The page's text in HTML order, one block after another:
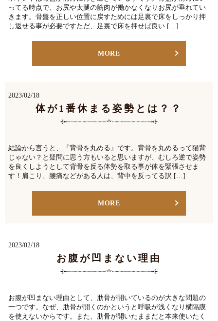
ってる時点で、お尻や太腿の筋肉が働かなくなりお尻が垂れてい
きます。骨盤を正しい位置に戻すためには足裏で床をしっかり押
し返せる事が必要ですただ、足裏で床を押せば良い […]
MORE
2023/02/18
体が1番休まる姿勢とは？？
結論から言うと、『背骨を丸める』です。背骨を丸めるって猫背
じゃない？と疑問に思う方もいると思いますが、むしろ逆で姿勢
を良くしようとして背骨を反る体勢を取る事が体を緊張させま
す！肩こり、腰痛などがある人は、背中を反ってる訳 […]
MORE
2023/02/18
お腹が凹まない理由
お腹が凹まない理由として、肋骨が開いているのが大きな問題の
一つです。なぜ、肋骨が開くのかというと呼吸が浅くなり横隔膜
を使えないからです。また、肋骨が開いたままだと本来使いたく